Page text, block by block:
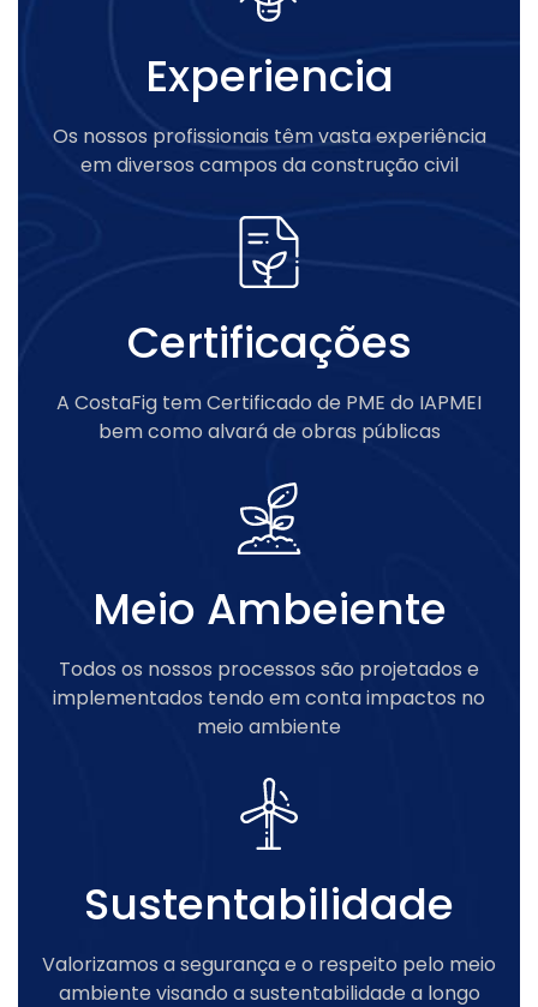
Experiencia
Os nossos profissionais têm vasta experiência
em diversos campos da construção civil
Certificações
A CostaFig tem Certificado de PME do IAPMEI
bem como alvará de obras públicas
Meio Ambeiente
Todos os nossos processos são projetados e
implementados tendo em conta impactos no
meio ambiente
Sustentabilidade
Valorizamos a segurança e o respeito pelo meio
ambiente visando a sustentabilidade a longo